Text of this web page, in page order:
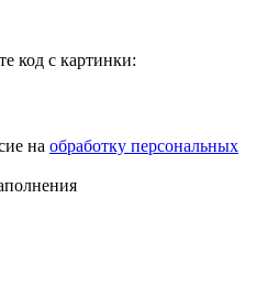
код с картинки:
на обработку персональных